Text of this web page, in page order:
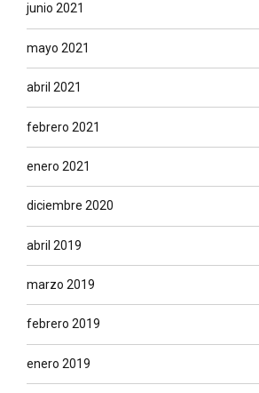
junio 2021
mayo 2021
abril 2021
febrero 2021
enero 2021
diciembre 2020
abril 2019
marzo 2019
febrero 2019
enero 2019